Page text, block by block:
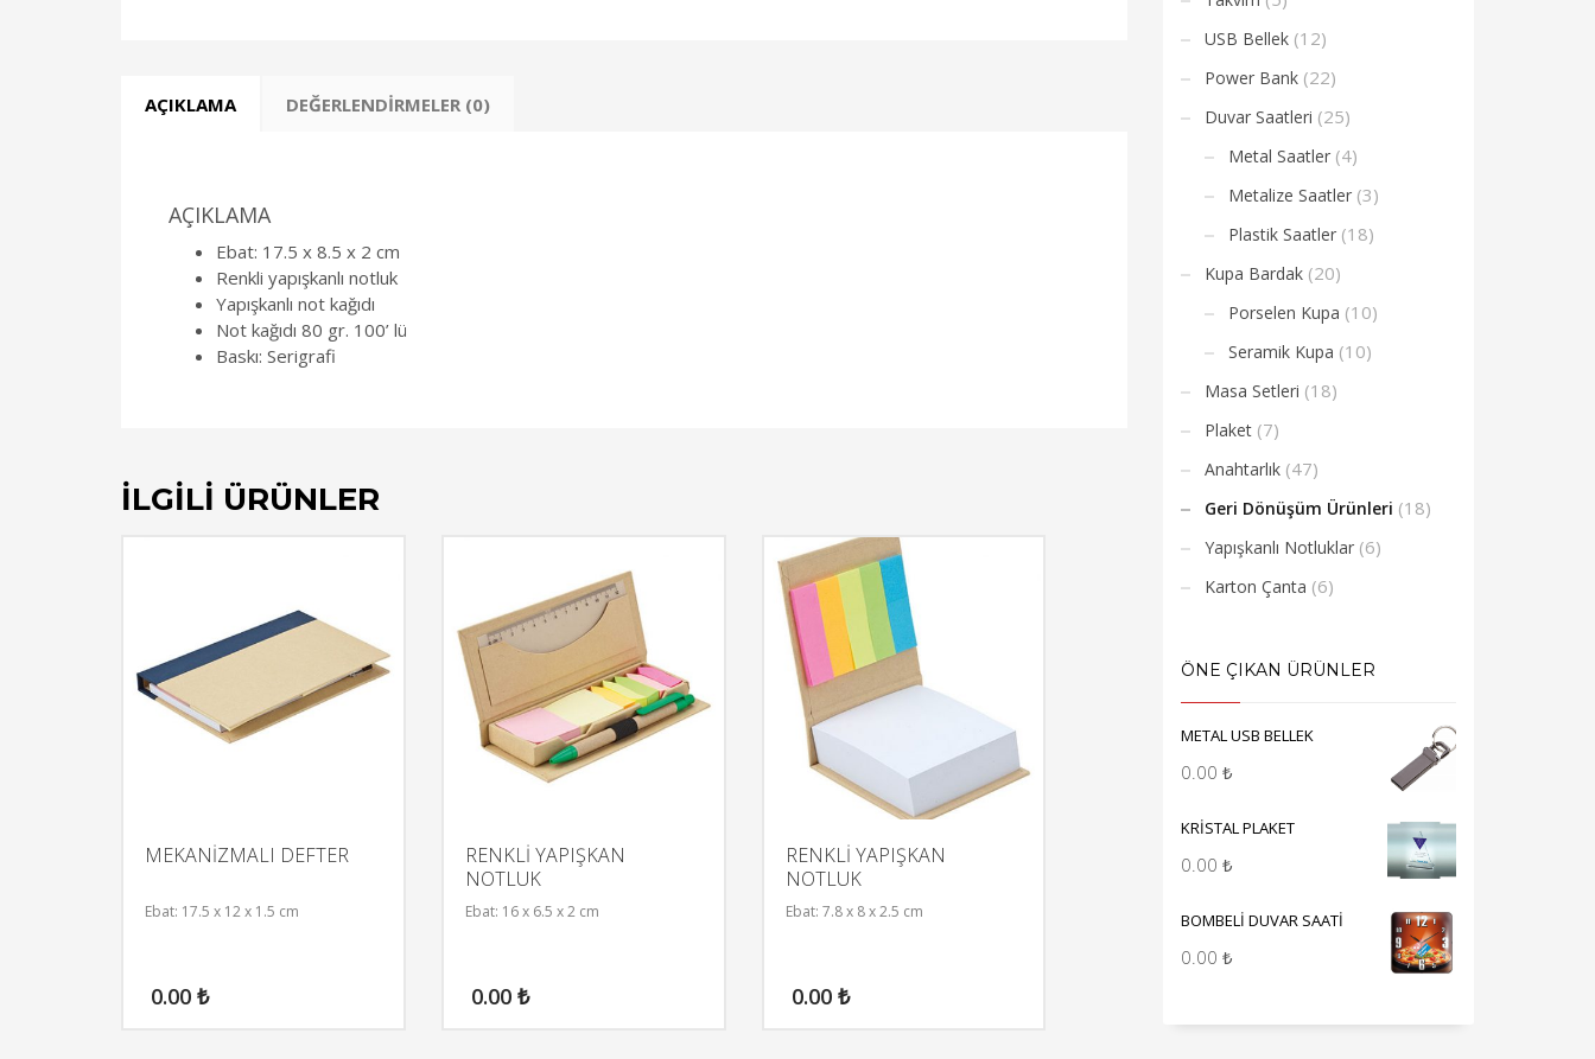
AÇIKLAMA DEĞERLENDIRMELER (0)
AÇIKLAMA
Ebat: 17.5 x 8.5 x 2 cm
Renkli yapışkanlı notluk
Yapışkanlı not kağıdı
Not kağıdı 80 gr. 100’ lü
Baskı: Serigrafi
İLGILI ÜRÜNLER
MEKANİZMALI DEFTER
Ebat: 17.5 x 12 x 1.5 cm
0.00 ₺
RENKLİ YAPIŞKAN
NOTLUK
Ebat: 16 x 6.5 x 2 cm
0.00 ₺
RENKLİ YAPIŞKAN
NOTLUK
Ebat: 7.8 x 8 x 2.5 cm
0.00 ₺
USB Bellek (12)
Power Bank (22)
Duvar Saatleri (25)
Metal Saatler (4)
Metalize Saatler (3)
Plastik Saatler (18)
Kupa Bardak (20)
Porselen Kupa (10)
Seramik Kupa (10)
Masa Setleri (18)
Plaket (7)
Anahtarlık (47)
Geri Dönüşüm Ürünleri (18)
Yapışkanlı Notluklar (6)
Karton Çanta (6)
ÖNE ÇIKAN ÜRÜNLER
METAL USB BELLEK
0.00 ₺
KRİSTAL PLAKET
0.00 ₺
BOMBELİ DUVAR SAATİ
0.00 ₺